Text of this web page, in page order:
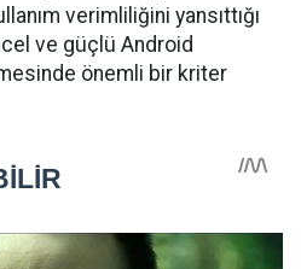
verimliliğini yansıttığı
ve güçlü Android
önemli bir kriter